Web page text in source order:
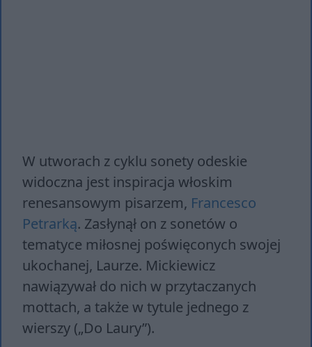
W utworach z cyklu sonety odeskie
widoczna jest inspiracja włoskim
renesansowym pisarzem, Francesco
Petrarką. Zasłynął on z sonetów o
tematyce miłosnej poświęconych swojej
ukochanej, Laurze. Mickiewicz
nawiązywał do nich w przytaczanych
mottach, a także w tytule jednego z
wierszy („Do Lau­ry”).